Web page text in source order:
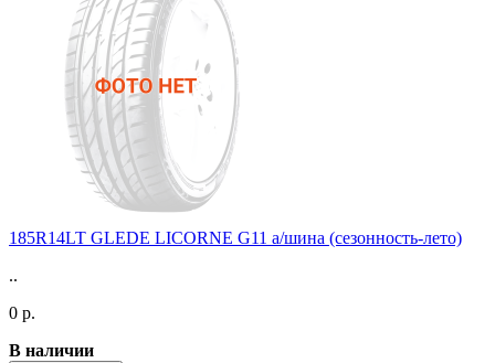
185R14LT GLEDE LICORNE G11 а/шина (сезонность-лето)
..
0 р.
В наличии